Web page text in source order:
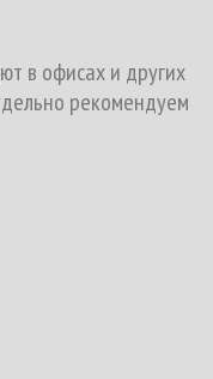
в офисах и других
рекомендуем